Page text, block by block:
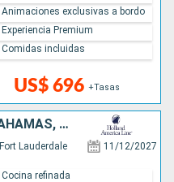
US$ 696 +Tasas
Animaciones exclusivas a bordo
Experiencia Premium
Comidas incluidas
REPÚBLICA DOMINICANA, BAHAMAS, ESTADOS UNIDOS
Fort Lauderdale 11/12/2027
Cocina refinada